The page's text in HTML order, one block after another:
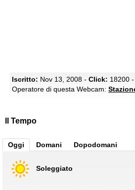
Iscritto: Nov 13, 2008 - Click: 18200 -
Operatore di questa Webcam:
Il Tempo
Oggi Domani Dopodomani
Soleggiato